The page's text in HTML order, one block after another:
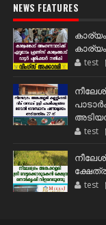
NEWS FEATURES
test
test
test